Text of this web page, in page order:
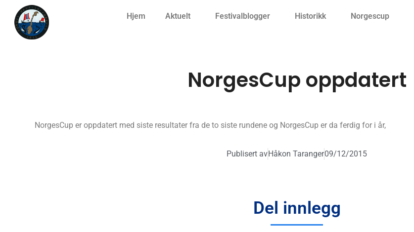
Hjem Aktuelt Festivalblogger Historikk Norgescup
NorgesCup oppdatert
NorgesCup er oppdatert med siste resultater fra de to siste rundene og NorgesCup er da ferdig for i år,
Publisert avHåkon Taranger09/12/2015
Del innlegg